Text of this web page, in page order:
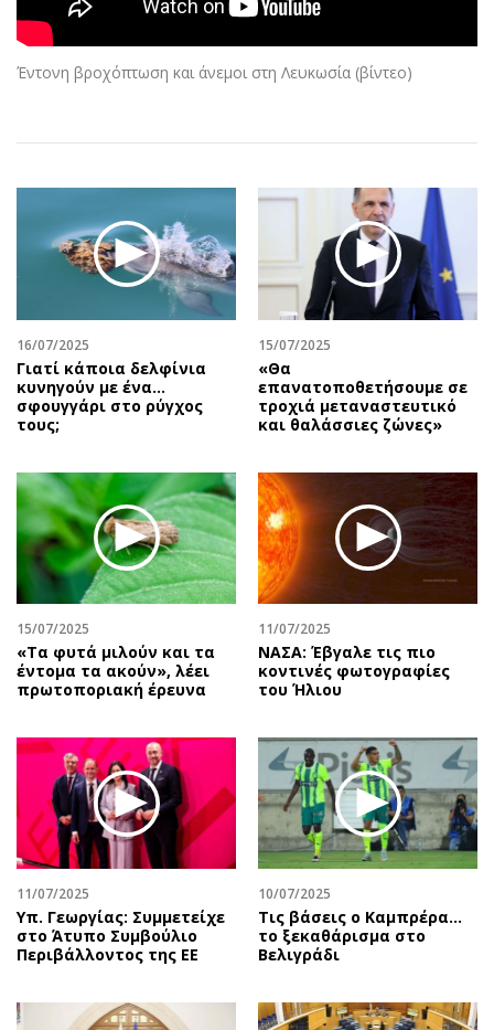
Αθλητισμός
Κύπρος
Ελλάδα
Κληρώσεις Allwyn
Real Estate
Επιχειρήσεις
Money Review
AstroBank Properties
Trends
Ενέργεια
Ναυτιλία
Περιβάλλον
Ελλάδα
Κόσμος
Παράξενα
Πολιτισμός
Σινεμά
Θέατρο-Χορός
Εικαστικά
Βιβλίο
Χειρόγραφα
Geek
Νέα
Κινητά-tablets
Αυτοκίνηση
Οικονομία
Γενικά
Αναδρομές
Πρόσωπα
Περιβάλλον
Good Life
Γυναίκα
Showbiz
Ταξίδια
Συνταγές
Έξοδος
Media
Εκπομπές
Wine routes
Podcasts
Προσφορές
Προσωπικότητες στην ''Κ''
Επιστολές
Έντονη βροχόπτωση και άνεμοι στη Λευκωσία (βίντεο)
16/07/2025
Γιατί κάποια δελφίνια
κυνηγούν με ένα…
σφουγγάρι στο ρύγχος
τους;
15/07/2025
«Θα
επανατοποθετήσουμε σε
τροχιά μεταναστευτικό
και θαλάσσιες ζώνες»
15/07/2025
«Tα φυτά μιλούν και τα
έντομα τα ακούν», λέει
πρωτοποριακή έρευνα
11/07/2025
ΝΑΣΑ: Έβγαλε τις πιο
κοντινές φωτογραφίες
του Ήλιου
11/07/2025
Υπ. Γεωργίας: Συμμετείχε
στο Άτυπο Συμβούλιο
Περιβάλλοντος της ΕΕ
10/07/2025
Τις βάσεις ο Καμπρέρα…
το ξεκαθάρισμα στο
Βελιγράδι